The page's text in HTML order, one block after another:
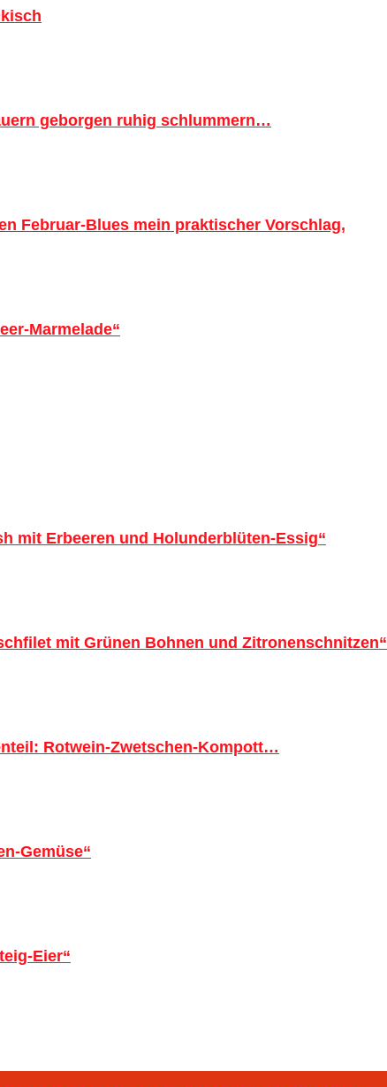
geborgen ruhig schlummern…
Februar-Blues mein praktischer Vorschlag,
Marmelade“
mit Erbeeren und Holunderblüten-Essig“
mit Grünen Bohnen und Zitronenschnitzen“
Rotwein-Zwetschen-Kompott…
Gemüse“
Eier“